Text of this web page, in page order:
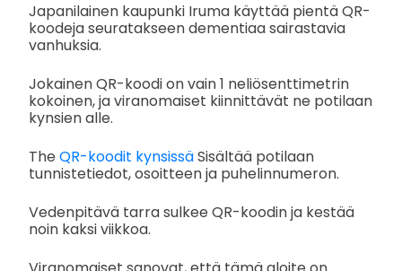
Japanilainen kaupunki Iruma käyttää pientä QR-
koodeja seuratakseen dementiaa sairastavia
vanhuksia.
Jokainen QR-koodi on vain 1 neliösenttimetrin
kokoinen, ja viranomaiset kiinnittävät ne potilaan
kynsien alle.
The QR-koodit kynsissäSisältää potilaan
tunnistetiedot, osoitteen ja puhelinnumeron.
Vedenpitävä tarra sulkee QR-koodin ja kestää
noin kaksi viikkoa.